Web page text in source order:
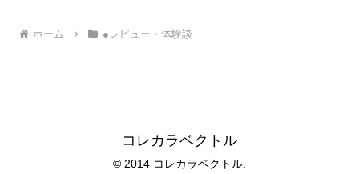
ホーム ●レビュー・体験談
コレカラベクトル
© 2014 コレカラベクトル.